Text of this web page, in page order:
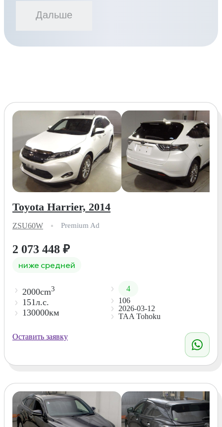
Дальше
Toyota Harrier, 2014
ZSU60W Premium Ad
2 073 448 ₽
ниже средней
2000cm3
151л.с.
130000км
4
106
2026-03-12
TAA Tohoku
Оставить заявку